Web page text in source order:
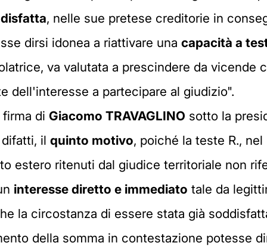
, nelle sue pretese creditorie in
dirsi idonea a riattivare una capacità a
va valutata a prescindere da
dell'interesse a partecipare al giudizio".
di Giacomo TRAVAGLINO sotto la
il quinto motivo, poiché la teste R.,
estero ritenuti dal giudice territoriale non
interesse diretto e immediato tale da
la circostanza di essere stata già
della somma in contestazione potesse